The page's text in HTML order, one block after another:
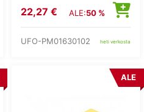
22,27 € ALE:50 %
UFO-PM01630102 heti verkosta
ALE